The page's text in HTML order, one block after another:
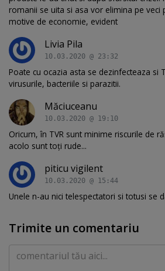
romanii se uita si asa vor elimina pe veci
motive de economie, evident
Livia Pila
10.03.2020 @ 23:32
Poate cu ocazia asta se dezinfecteaza si
virusurile, bacteriile si parazitii.
Măciuceanu
10.03.2020 @ 19:10
Oricum, în TVR sunt minime riscurile de
acolo sunt toți rude...
piticu vigilent
10.03.2020 @ 15:44
Unele n-au nici telespectatori si totusi se
Trimite un comentariu
Comentariu